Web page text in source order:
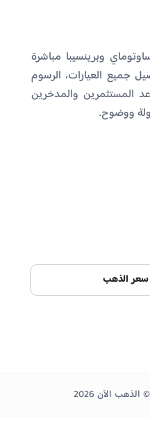
وبرينسيبا مباشرة
جميع العيارات، الرسوم
المستثمرين والمدخرين
ووضوح.
الذهب
الآن 2026